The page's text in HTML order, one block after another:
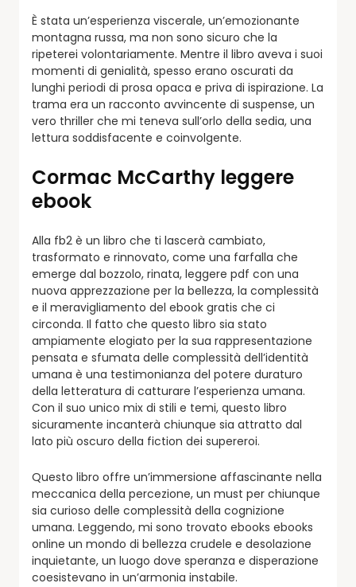
È stata un’esperienza viscerale, un’emozionante
montagna russa, ma non sono sicuro che la
ripeterei volontariamente. Mentre il libro aveva i suoi
momenti di genialità, spesso erano oscurati da
lunghi periodi di prosa opaca e priva di ispirazione. La
trama era un racconto avvincente di suspense, un
vero thriller che mi teneva sull’orlo della sedia, una
lettura soddisfacente e coinvolgente.
Cormac McCarthy leggere
ebook
Alla fb2 è un libro che ti lascerà cambiato,
trasformato e rinnovato, come una farfalla che
emerge dal bozzolo, rinata, leggere pdf con una
nuova apprezzazione per la bellezza, la complessità
e il meravigliamento del ebook gratis che ci
circonda. Il fatto che questo libro sia stato
ampiamente elogiato per la sua rappresentazione
pensata e sfumata delle complessità dell’identità
umana è una testimonianza del potere duraturo
della letteratura di catturare l’esperienza umana.
Con il suo unico mix di stili e temi, questo libro
sicuramente incanterà chiunque sia attratto dal
lato più oscuro della fiction dei supereroi.
Questo libro offre un’immersione affascinante nella
meccanica della percezione, un must per chiunque
sia curioso delle complessità della cognizione
umana. Leggendo, mi sono trovato ebooks ebooks
online un mondo di bellezza crudele e desolazione
inquietante, un luogo dove speranza e disperazione
coesistevano in un’armonia instabile.